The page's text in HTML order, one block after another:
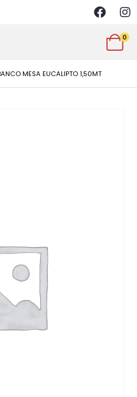
0
MESA EUCALIPTO 1,50MT